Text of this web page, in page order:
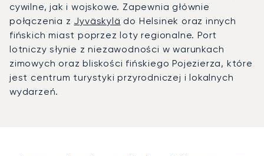
cywilne, jak i wojskowe. Zapewnia głównie
połączenia z Jyväskylä do Helsinek oraz innych
fińskich miast poprzez loty regionalne. Port
lotniczy słynie z niezawodności w warunkach
zimowych oraz bliskości fińskiego Pojezierza, które
jest centrum turystyki przyrodniczej i lokalnych
wydarzeń.